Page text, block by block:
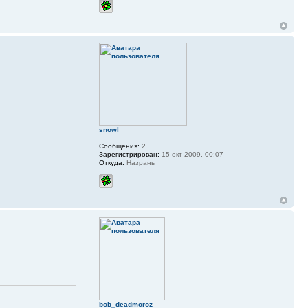
snowl
Сообщения: 2
Зарегистрирован: 15 окт 2009, 00:07
Откуда: Назрань
bob_deadmoroz